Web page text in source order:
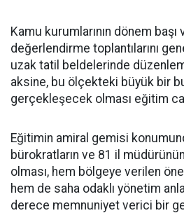
​Kamu kurumlarının dönem başı
değerlendirme toplantılarını
uzak tatil beldelerinde
aksine, bu ölçekteki büyük bir
gerçekleşecek olması eğitim
​Eğitimin amiral gemisi
bürokratların ve 81 il
olması, hem bölgeye verilen
hem de saha odaklı yönetim
derece memnuniyet verici bir